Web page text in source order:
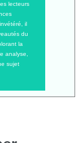
lecteurs
il
du
la
analyse,
sujet